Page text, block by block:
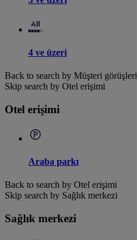
4 ve üzeri
Back to search by Müşteri görüşleri
Skip search by Otel erişimi
Otel erişimi
Araba parkı
Back to search by Otel erişimi
Skip search by Sağlık merkezi
Sağlık merkezi